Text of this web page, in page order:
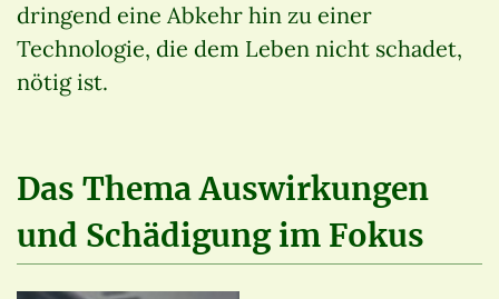
dringend eine Abkehr hin zu einer
Technologie, die dem Leben nicht schadet,
nötig ist.
Das Thema Auswirkungen
und Schädigung im Fokus